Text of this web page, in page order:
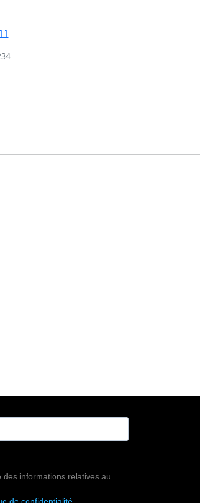
informations relatives au